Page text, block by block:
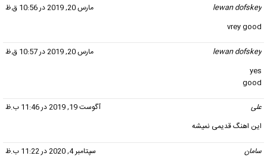
lewan dofskey
مارس 20, 2019 در 10:56 ق.ظ
vrey good
lewan dofskey
مارس 20, 2019 در 10:57 ق.ظ
yes
good
علی
آگوست 19, 2019 در 11:46 ب.ظ
این اهنگ قدیمی نمیشه
سامان
سپتامبر 4, 2020 در 11:22 ب.ظ